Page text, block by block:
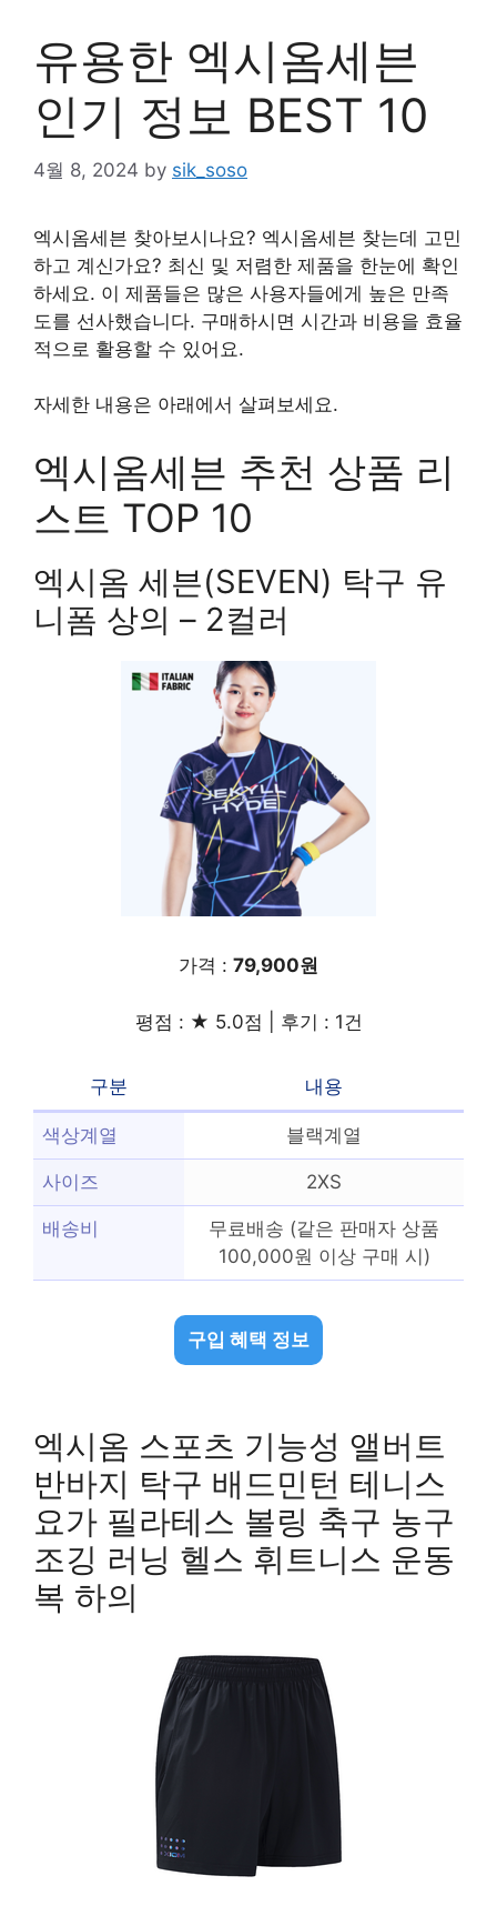
유용한 엑시옴세븐
인기 정보 BEST 10
4월 8, 2024 by sik_soso
엑시옴세븐 찾아보시나요? 엑시옴세븐 찾는데 고민
하고 계신가요? 최신 및 저렴한 제품을 한눈에 확인
하세요. 이 제품들은 많은 사용자들에게 높은 만족
도를 선사했습니다. 구매하시면 시간과 비용을 효율
적으로 활용할 수 있어요.
자세한 내용은 아래에서 살펴보세요.
엑시옴세븐 추천 상품 리
스트 TOP 10
엑시옴 세븐(SEVEN) 탁구 유
니폼 상의 – 2컬러
가격 : 79,900원
평점 : ★ 5.0점 | 후기 : 1건
구분 내용
색상계열 블랙계열
사이즈 2XS
배송비
무료배송 (같은 판매자 상품
100,000원 이상 구매 시)
구입 혜택 정보
엑시옴 스포츠 기능성 앨버트
반바지 탁구 배드민턴 테니스
요가 필라테스 볼링 축구 농구
조깅 러닝 헬스 휘트니스 운동
복 하의